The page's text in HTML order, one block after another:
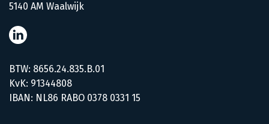
5140 AM Waalwijk
BTW: 8656.24.835.B.01
KvK: 91344808
IBAN: NL86 RABO 0378 0331 15